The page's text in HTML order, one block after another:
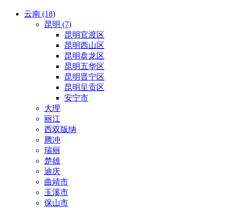
云南 (18)
昆明 (7)
昆明官渡区
昆明西山区
昆明盘龙区
昆明五华区
昆明晋宁区
昆明呈贡区
安宁市
大理
丽江
西双版纳
腾冲
瑞丽
楚雄
迪庆
曲靖市
玉溪市
保山市